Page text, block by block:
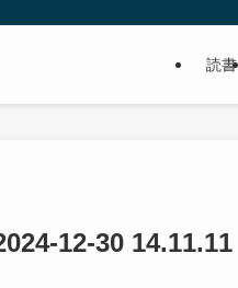
読書
12-30 14.11.11